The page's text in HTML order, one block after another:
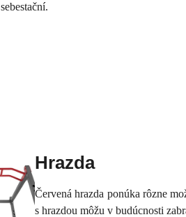
Hrazda
Červená hrazda ponúka rôzne
s hrazdou môžu v budúcnosti